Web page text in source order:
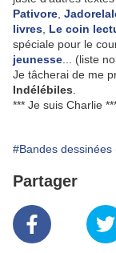
Pativore
livres Le coin
spéciale pour le
jeunesse ... (liste
Je tâcherai de me
Indélébiles
*** Je suis Charlie
#Bandes dessinées
Partager